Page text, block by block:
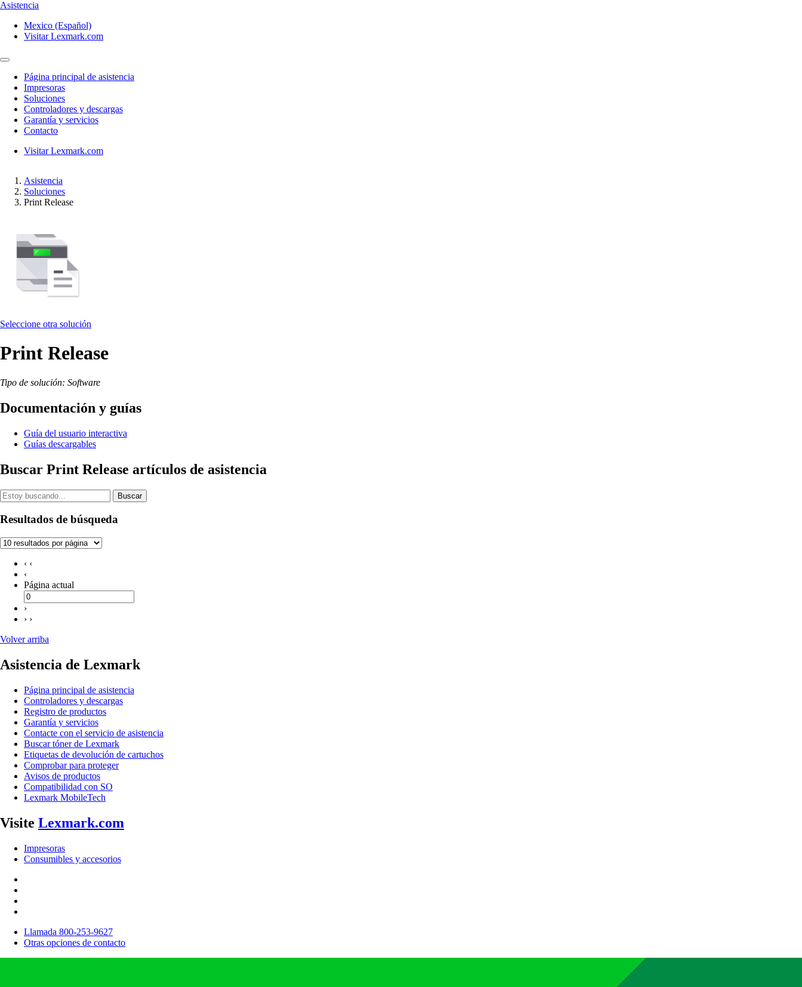
Asistencia
Mexico (Español)
Visitar Lexmark.com
Página principal de asistencia
Impresoras
Soluciones
Controladores y descargas
Garantía y servicios
Contacto
Visitar Lexmark.com
Asistencia
Soluciones
Print Release
Seleccione otra solución
Print Release
Tipo de solución: Software
Documentación y guías
Guía del usuario interactiva
Guías descargables
Buscar Print Release artículos de asistencia
Buscar
Resultados de búsqueda
‹ ‹
‹
Página actual
›
› ›
Volver arriba
Asistencia de Lexmark
Página principal de asistencia
Controladores y descargas
Registro de productos
Garantía y servicios
Contacte con el servicio de asistencia
Buscar tóner de Lexmark
Etiquetas de devolución de cartuchos
Comprobar para proteger
Avisos de productos
Compatibilidad con SO
Lexmark MobileTech
Visite Lexmark.com
Impresoras
Consumibles y accesorios
Llamada 800-253-9627
Otras opciones de contacto